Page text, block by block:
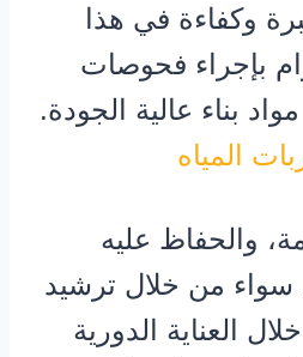
وكفاءة في هذا
بإجراء فحوصات
بناء عالية الجودة.
المياه
والحفاظ عليه
سواء من خلال ترشيد
العناية الدورية